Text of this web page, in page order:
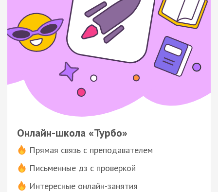
Онлайн-школа «Турбо»
Прямая связь с преподавателем
Письменные дз с проверкой
Интересные онлайн-занятия